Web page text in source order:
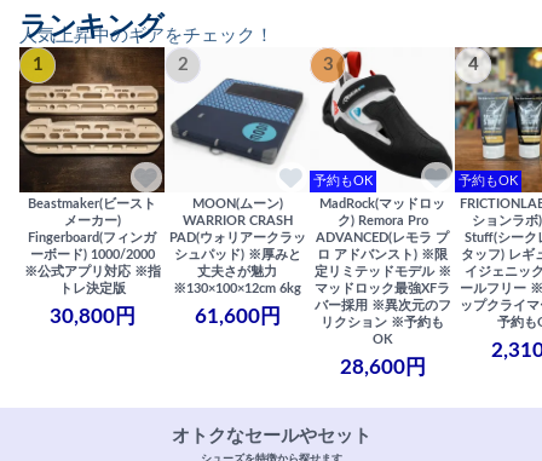
人気上昇中のギアをチェック！
ランキング
1
Beastmaker(ビースト
メーカー)
Fingerboard(フィンガ
ーボード) 1000/2000
※公式アプリ対応 ※指
トレ決定版
30,800円
2
MOON(ムーン)
WARRIOR CRASH
PAD(ウォリアークラッ
シュパッド) ※厚みと
丈夫さが魅力
※130×100×12cm 6kg
61,600円
3
予約もOK
MadRock(マッドロッ
ク) Remora Pro
ADVANCED(レモラ プ
ロ アドバンスト) ※限
定リミテッドモデル ※
マッドロック最強XFラ
バー採用 ※異次元のフ
リクション ※予約も
OK
28,600円
4
予約もOK
ションラボ
Stuff(シーク
タッフ) レギ
イジェニッ
ールフリー
ップクライ
予約も
オトクなセールやセット